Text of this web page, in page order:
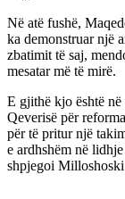
Në atë fushë,
ka demonstruar një
zbatimit të saj,
mesatar më të mirë.
E gjithë kjo është
Qeverisë për
për të pritur një
e ardhshëm në
shpjegoi